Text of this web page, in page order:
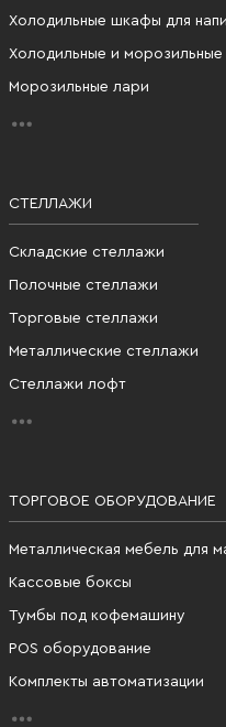
Холодильные шкафы для
Холодильные и
Морозильные лари
СТЕЛЛАЖИ
Складские стеллажи
Полочные стеллажи
Торговые стеллажи
Металлические стеллажи
Стеллажи лофт
ТОРГОВОЕ ОБОРУДОВАНИЕ
Металлическая мебель для
Кассовые боксы
Тумбы под кофемашину
POS оборудование
Комплекты автоматизации